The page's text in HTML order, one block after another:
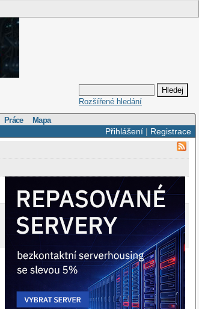
Rozšířené hledání
Práce Mapa
Přihlášení| Registrace